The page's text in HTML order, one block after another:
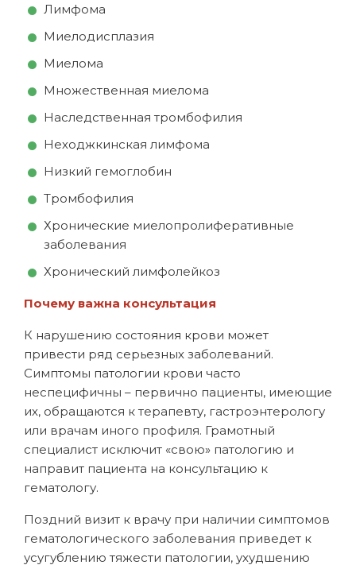
Лимфома
Миелодисплазия
Миелома
Множественная миелома
Наследственная тромбофилия
Неходжкинская лимфома
Низкий гемоглобин
Тромбофилия
Хронические миелопролиферативные
заболевания
Хронический лимфолейкоз
Почему важна консультация
К нарушению состояния крови может
привести ряд серьезных заболеваний.
Симптомы патологии крови часто
неспецифичны – первично пациенты, имеющие
их, обращаются к терапевту, гастроэнтерологу
или врачам иного профиля. Грамотный
специалист исключит «свою» патологию и
направит пациента на консультацию к
гематологу.
Поздний визит к врачу при наличии симптомов
гематологического заболевания приведет к
усугублению тяжести патологии, ухудшению